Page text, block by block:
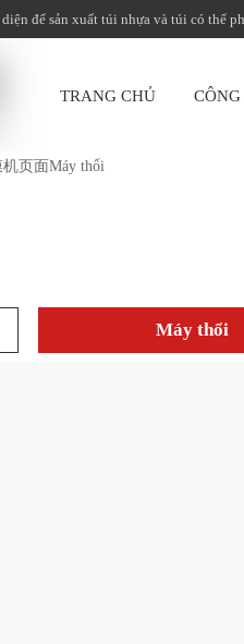
để sản xuất túi nhựa và túi có thể
TRANG CHỦ
机页面Máy thổi
Máy thổi